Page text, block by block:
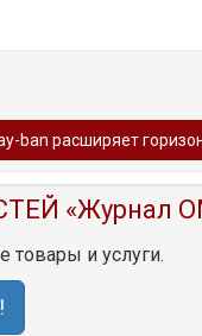
ban расширяет
«Журнал
товары и услуги.